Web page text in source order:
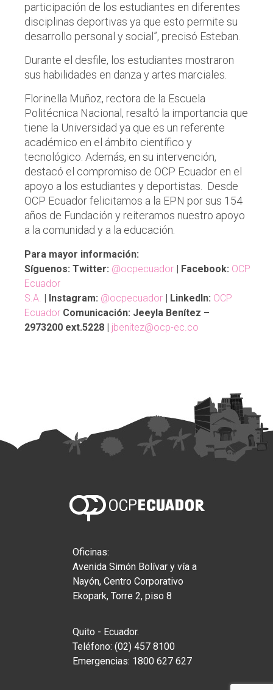
participación de los estudiantes en diferentes
disciplinas deportivas ya que esto permite su
desarrollo personal y social”, precisó Esteban.
Durante el desfile, los estudiantes mostraron
sus habilidades en danza y artes marciales.
Florinella Muñoz, rectora de la Escuela
Politécnica Nacional, resaltó la importancia que
tiene la Universidad ya que es un referente
académico en el ámbito científico y
tecnológico. Además, en su intervención,
destacó el compromiso de OCP Ecuador en el
apoyo a los estudiantes y deportistas. Desde
OCP Ecuador felicitamos a la EPN por sus 154
años de Fundación y reiteramos nuestro apoyo
a la comunidad y a la educación.
Para mayor información:
Síguenos: Twitter: @ocpecuador | Facebook: OCP
Ecuador
S.A. | Instagram: @ocpecuador | LinkedIn: OCP
Ecuador Comunicación: Jeeyla Benítez –
2973200 ext.5228 | jbenitez@ocp-ec.co
Oficinas:
Avenida Simón Bolívar y vía a
Nayón, Centro Corporativo
Ekopark, Torre 2, piso 8
Quito - Ecuador.
Teléfono: (02) 457 8100
Emergencias: 1800 627 627